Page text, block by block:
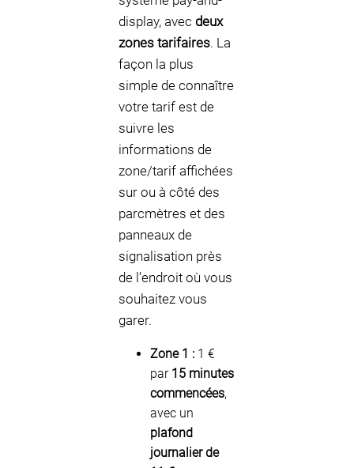
display, avec deux
zones tarifaires. La
façon la plus
simple de connaître
votre tarif est de
suivre les
informations de
zone/tarif affichées
sur ou à côté des
parcmètres et des
panneaux de
signalisation près
de l’endroit où vous
souhaitez vous
garer.
Zone 1 : 1 €
par 15 minutes
commencées,
avec un
plafond
journalier de